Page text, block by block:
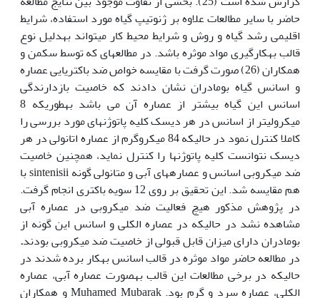
حاضر با سایر مطالعات علاوه بر ژنوتیپ گیاه مورد استفاده، شرایط
اقلیمی رشد گیاه و روش و شرایط محیط کار می‏تواند به‏دلیل نوع
قالب به‏کارگیری مواد موثره باشد. در مطالعه‏ای که توسط سکمن و
همکاران (26) صورت گرفت با مقایسه خواص ضد باکتریایی عصاره
و اسانس گیاه بومادران نشان دادند که خاصیت بازدارندگی
اسانس این گیاه بیشتر از عصاره آن می باشد به‏طوری‏که 8
میکرولیتر از اسانس در هر دیسک کلیه پاتوژن‏های مورد بررسی را
کاملا کنترل نمود در حالی‏که 84 میکروگرم از عصاره اتانولی در هر
دیسک نتوانست کلیه پاتوژن‏ها را کنترل نماید، همچنین خاصیت
ضد میکروبی اسانس و عصاره‏های آبی و متانولی گونه sintenisii با
هم مقایسه شد. این تحقیق بر روی 12 سویه باکتری انجام گرفت.
در پژوهش مذکور هیچ فعالیت ضد میکروبی در عصاره آبی
مشاهده نشد در حالی‏که در عصاره الکلی و اسانس این گونه از
بومادران دارای میزان قابل قبولی از خاصیت ضد میکروبی بودند.
در مطالعه حاضر مواد موثره در قالب اسانس به‏کار برده شدند در
حالی‏که در برخی مطالعات این قالب به‏صورت عصاره آبی، عصاره
الکلی، عصاره سرد و گرم بود. Muhamed Mubarak و همکاران